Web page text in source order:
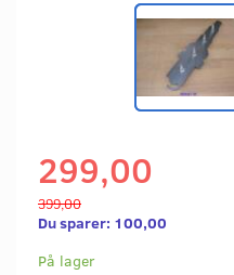
299,00
399,00
Du sparer: 100,00
På lager